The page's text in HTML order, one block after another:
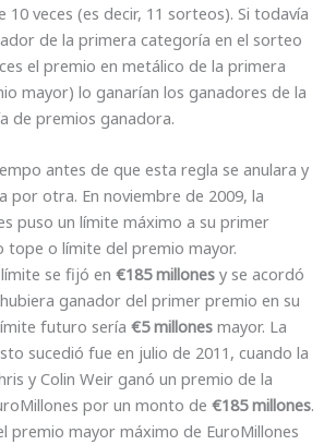
10 veces (es decir, 11 sorteos). Si todavía
de la primera categoría en el sorteo
el premio en metálico de la primera
mayor) lo ganarían los ganadores de la
de premios ganadora.
antes de que esta regla se anulara y
por otra. En noviembre de 2009, la
puso un límite máximo a su primer
tope o límite del premio mayor.
se fijó en €185 millones y se acordó
ganador del primer premio en su
futuro sería €5 millones mayor. La
sucedió fue en julio de 2011, cuando la
y Colin Weir ganó un premio de la
por un monto de €185 millones.
premio mayor máximo de EuroMillones